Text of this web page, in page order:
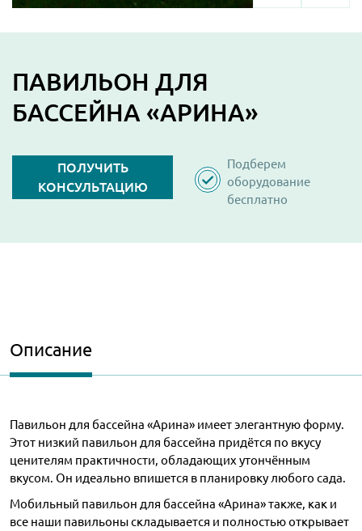
ПАВИЛЬОН ДЛЯ
БАССЕЙНА «АРИНА»
ПОЛУЧИТЬ
КОНСУЛЬТАЦИЮ
Подберем
оборудование
бесплатно
Описание
Павильон для бассейна «Арина» имеет элегантную форму.
Этот низкий павильон для бассейна придётся по вкусу
ценителям практичности, обладающих утончённым
вкусом. Он идеально впишется в планировку любого сада.
Мобильный павильон для бассейна «Арина» также, как и
все наши павильоны складывается и полностью открывает